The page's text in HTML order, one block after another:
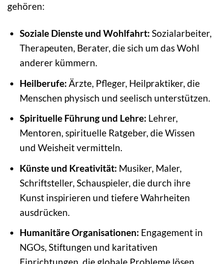
gehören:
Soziale Dienste und Wohlfahrt: Sozialarbeiter,
Therapeuten, Berater, die sich um das Wohl
anderer kümmern.
Heilberufe: Ärzte, Pfleger, Heilpraktiker, die
Menschen physisch und seelisch unterstützen.
Spirituelle Führung und Lehre: Lehrer,
Mentoren, spirituelle Ratgeber, die Wissen
und Weisheit vermitteln.
Künste und Kreativität: Musiker, Maler,
Schriftsteller, Schauspieler, die durch ihre
Kunst inspirieren und tiefere Wahrheiten
ausdrücken.
Humanitäre Organisationen: Engagement in
NGOs, Stiftungen und karitativen